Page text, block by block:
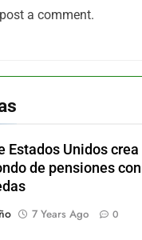
a comment.
Estados Unidos crea
de pensiones con
7 Years Ago 0